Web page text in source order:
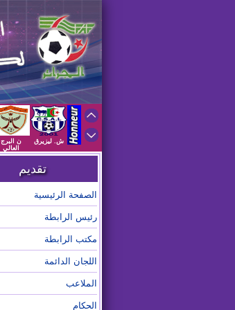
ش. ليزيرق
ن البرج
العالي
تقديم
الصفحة الرئيسية
رئيس الرابطة
مكتب الرابطة
اللجان الدائمة
الملاعب
الحكام